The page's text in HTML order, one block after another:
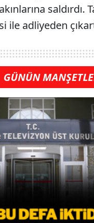
saldırdı.
ile adliyeden
GÜNÜN